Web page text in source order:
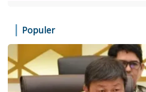
Populer